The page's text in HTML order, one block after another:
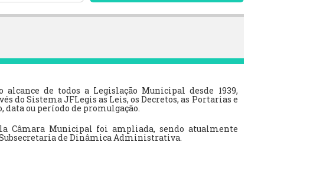
de todos a Legislação Municipal desde 1939,
do Sistema JFLegis as Leis, os Decretos, as Portarias e
data ou período de promulgação.
Câmara Municipal foi ampliada, sendo atualmente
de Dinâmica Administrativa.